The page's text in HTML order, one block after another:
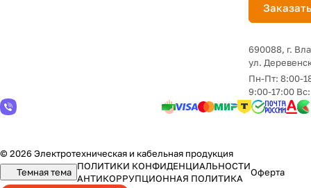
690088, г.
yл.
Пн-Пт: 8:00-
9:00-17:00
© 2026 Электротехническая и кабельная продукция
Темная тема
ПОЛИТИКИ КОНФИДЕНЦИАЛЬНОСТИ
АНТИКОРРУПЦИОННАЯ ПОЛИТИКА
Оферта